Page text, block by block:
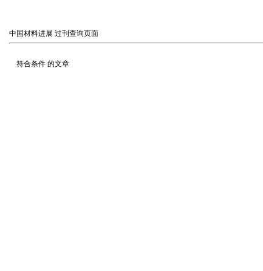
中国材料进展 过刊查询页面
符合条件 的文章